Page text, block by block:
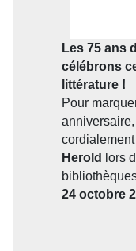
Les 75 ans
célébrons
littérature !
Pour
Herold
lors
24 octobre